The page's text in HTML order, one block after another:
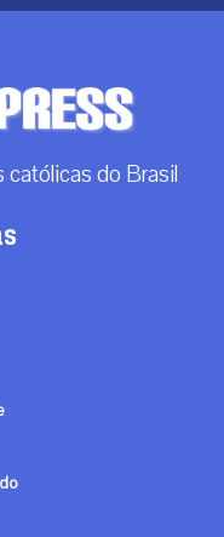
católicas do Brasil